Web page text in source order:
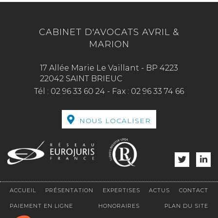
CABINET D'AVOCATS AVRIL &
MARION
17 Allée Marie Le Vaillant - BP 4223
22042 SAINT BRIEUC
Tél : 02 96 33 60 24 - Fax : 02 96 33 74 66
NOUS LOCALISER
ACCUEIL PRÉSENTATION EXPERTISES ACTUS CONTACT
PAIEMENT EN LIGNE HONORAIRES PLAN DU SITE